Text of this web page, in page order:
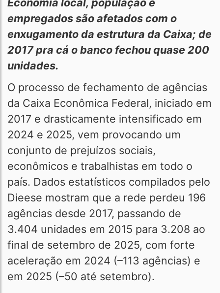
empregados são afetados com o
enxugamento da estrutura da Caixa; de
2017 pra cá o banco fechou quase 200
unidades.
O processo de fechamento de agências
da Caixa Econômica Federal, iniciado em
2017 e drasticamente intensificado em
2024 e 2025, vem provocando um
conjunto de prejuízos sociais,
econômicos e trabalhistas em todo o
país. Dados estatísticos compilados pelo
Dieese mostram que a rede perdeu 196
agências desde 2017, passando de
3.404 unidades em 2015 para 3.208 ao
final de setembro de 2025, com forte
aceleração em 2024 (–113 agências) e
em 2025 (–50 até setembro).